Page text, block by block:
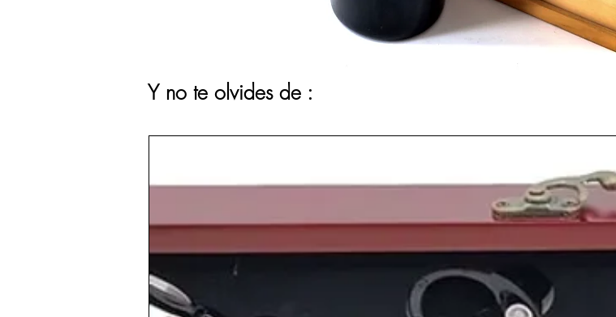
Y no te olvides de :